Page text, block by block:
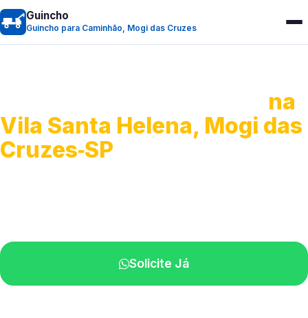
Guincho
Guincho para Caminhão, Mogi das Cruzes
na
Vila Santa Helena, Mogi das
Cruzes‑SP
Solicite Já